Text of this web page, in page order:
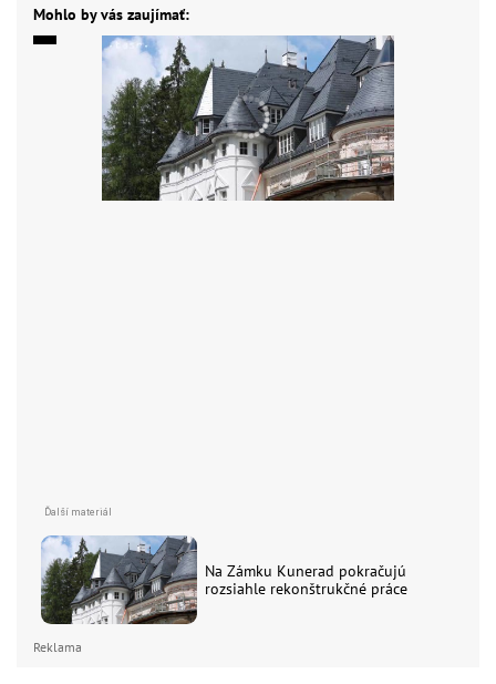
Mohlo by vás zaujímať:
Na Zámku Kunerad pokračujú
rozsiahle rekonštrukčné práce
Reklama